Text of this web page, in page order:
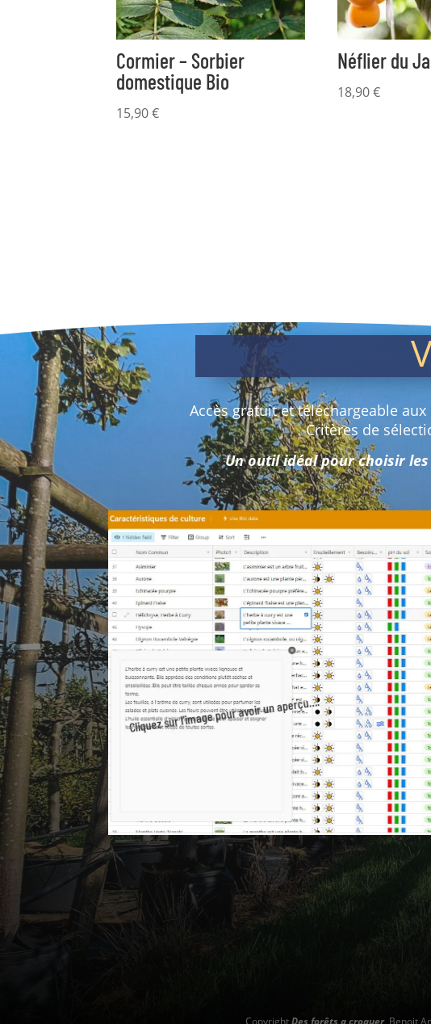
Cormier – Sorbier
domestique Bio
15,90€
Néflier du
18,90€
Accès gratuit et téléchargeable
Critères de
Un outil idéal pour choisir
Cliquez sur l’image pour avoir un aperçu….
CopyrightDes forêts a croquer, Benoit